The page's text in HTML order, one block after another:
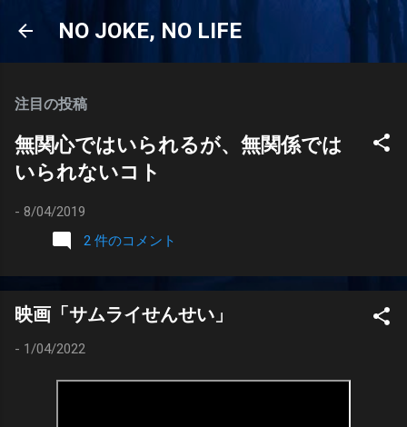
スキップしてメイン コンテンツに移動
NO JOKE, NO LIFE
注目の投稿
無関心ではいられるが、無関係では
いられないコト
- 8/04/2019
2 件のコメント
映画「サムライせんせい」
- 1/04/2022